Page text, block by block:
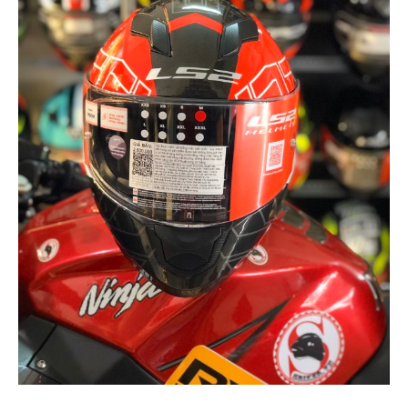
ĐỒ
CHƠI
MOTO
PHỤ
KIỆN
MBIKER
HCM
SẢN
PHẨM
MỚI
BLOG
PHƯỢT
LIÊN
HỆ
HƯỚNG
DẪN
MUA
HÀNG